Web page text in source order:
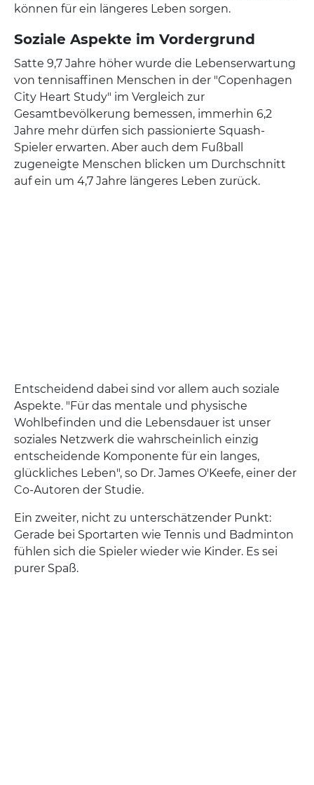
können für ein längeres Leben sorgen.
Soziale Aspekte im Vordergrund
Satte 9,7 Jahre höher wurde die Lebenserwartung
von tennisaffinen Menschen in der "Copenhagen
City Heart Study" im Vergleich zur
Gesamtbevölkerung bemessen, immerhin 6,2
Jahre mehr dürfen sich passionierte Squash-
Spieler erwarten. Aber auch dem Fußball
zugeneigte Menschen blicken um Durchschnitt
auf ein um 4,7 Jahre längeres Leben zurück.
Entscheidend dabei sind vor allem auch soziale
Aspekte. "Für das mentale und physische
Wohlbefinden und die Lebensdauer ist unser
soziales Netzwerk die wahrscheinlich einzig
entscheidende Komponente für ein langes,
glückliches Leben", so Dr. James O'Keefe, einer der
Co-Autoren der Studie.
Ein zweiter, nicht zu unterschätzender Punkt:
Gerade bei Sportarten wie Tennis und Badminton
fühlen sich die Spieler wieder wie Kinder. Es sei
purer Spaß.